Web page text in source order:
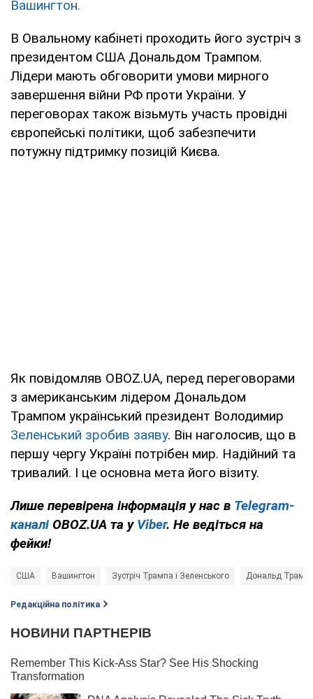
Вашингтон.
В Овальному кабінеті проходить його зустріч з
президентом США Дональдом Трампом.
Лідери мають обговорити умови мирного
завершення війни РФ проти України. У
переговорах також візьмуть участь провідні
європейські політики, щоб забезпечити
потужну підтримку позицій Києва.
Як повідомляв OBOZ.UA, перед переговорами
з американським лідером Дональдом
Трампом український президент Володимир
Зеленський зробив заяву. Він наголосив, що в
першу чергу Україні потрібен мир. Надійний та
тривалий. І це основна мета його візиту.
Лише перевірена інформація у нас в Telegram-
каналі OBOZ.UA та у Viber. Не ведіться на
фейки!
США Вашингтон Зустріч Трампа і Зеленського Дональд Трамп
Редакційна політика